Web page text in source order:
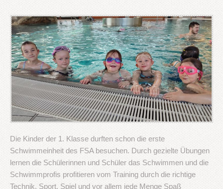
Die Kinder der 1. Klasse durften schon die erste
Schwimmeinheit des FSA besuchen. Durch gezielte Übungen
lernen die Schülerinnen und Schüler das Schwimmen und die
Schwimmprofis profitieren vom Training durch die richtige
Technik. Sport, Spiel und vor allem jede Menge Spaß